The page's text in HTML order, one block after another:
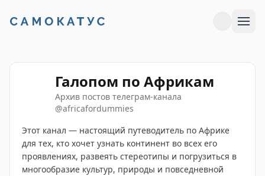
Галопом по Африкам
Архив постов телеграм-канала
@africafordummies
Этот канал — настоящий путеводитель по Африке
для тех, кто хочет узнать континент во всех его
проявлениях, развеять стереотипы и погрузиться в
многообразие культур, природы и повседневной